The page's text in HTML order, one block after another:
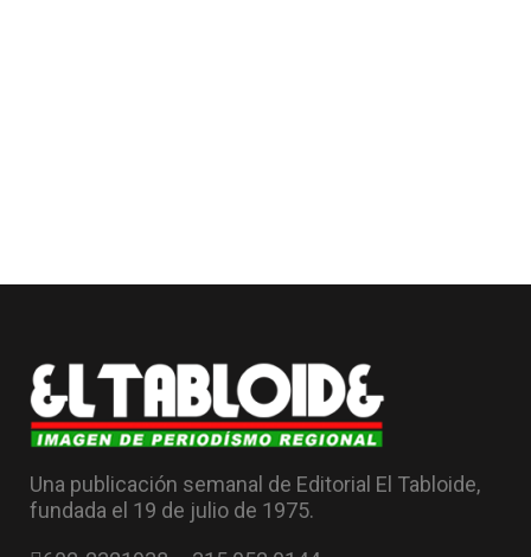
Una publicación semanal de Editorial El Tabloide,
fundada el 19 de julio de 1975.